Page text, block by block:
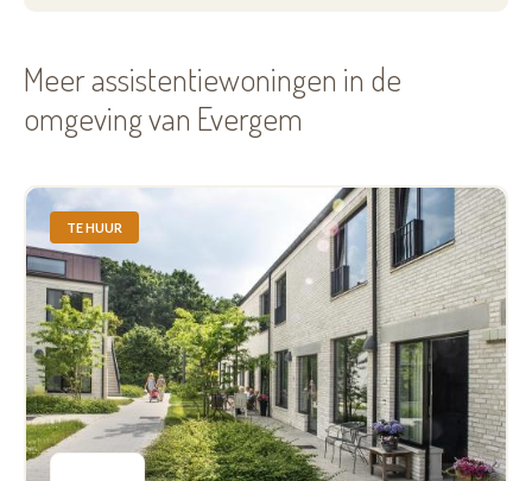
Meer assistentiewoningen in de
omgeving van Evergem
TE HUUR